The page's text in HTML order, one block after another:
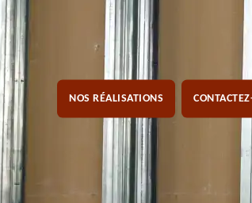
NOS RÉALISATIONS